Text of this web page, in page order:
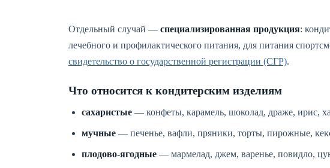
Отдельный случай — специализированная продукция:
лечебного и профилактического питания, для питания
свидетельство о государственной регистрации (СГР).
Что относится к кондитерским изделиям
сахаристые — конфеты, карамель, шоколад, драже, ирис,
мучные — печенье, вафли, пряники, торты, пирожные,
плодово-ягодные — мармелад, джем, варенье, повидло,